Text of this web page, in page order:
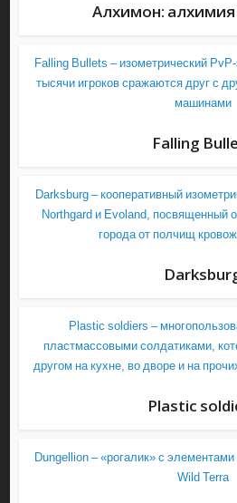
Алхимон:
Falling Bullets – изометрический
тысячи игроков сражаются друг с
машинами
Falling
Darksburg – кооперативный
Northgard и Evoland, посвященный
города от полчищ
Plastic soldiers –
пластмассовыми солдатиками,
другом на кухне, во дворе и на
Plastic
Dungellion – «рогалик» с
Wild Terra